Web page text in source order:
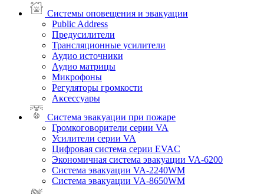
Системы оповещения и эвакуации
Public Address
Предусилители
Трансляционные усилители
Аудио источники
Аудио матрицы
Микрофоны
Регуляторы громкости
Аксессуары
Система эвакуации при пожаре
Громкоговорители серии VA
Усилители серии VA
Цифровая система серии EVAC
Экономичная система эвакуации VA-6200
Система эвакуации VA-2240WM
Система эвакуации VA-8650WM